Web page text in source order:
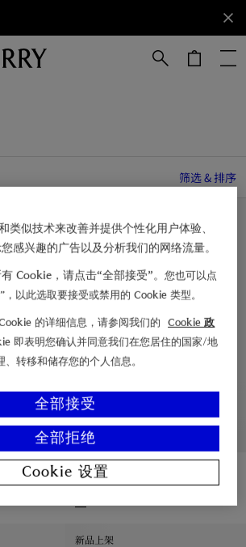
筛选 & 排序
格纹棉质混纺袜
¥950.00
新品上架
类似技术来改善并提供个性化用户体验、
感兴趣的广告以及分析我们的网络流量。
Cookie，请点击“全部接受”。您也可以点
，以此选取要接受或禁用的 Cookie 类型。
的详细信息，请参阅我们的
Cookie 政
即表明您确认并同意我们在您居住的国家/地
转移和储存您的个人信息。
全部拒绝
全部接受
Cookie 设置